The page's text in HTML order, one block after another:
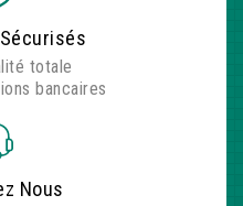
totale
bancaires
Nous